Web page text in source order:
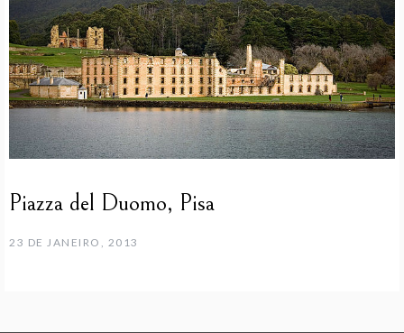
Piazza del Duomo, Pisa
23 DE JANEIRO, 2013